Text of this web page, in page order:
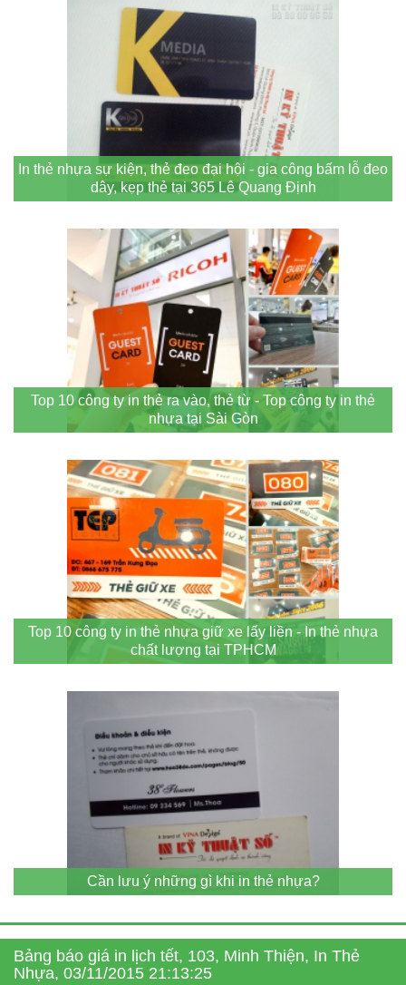
In thẻ nhựa sự kiện, thẻ đeo đại hội - gia công bấm lỗ đeo
dây, kẹp thẻ tại 365 Lê Quang Định
Top 10 công ty in thẻ ra vào, thẻ từ - Top công ty in thẻ
nhựa tại Sài Gòn
Top 10 công ty in thẻ nhựa giữ xe lấy liền - In thẻ nhựa
chất lượng tại TPHCM
Cần lưu ý những gì khi in thẻ nhựa?
Bảng báo giá in lịch tết, 103, Minh Thiện, In Thẻ
Nhựa, 03/11/2015 21:13:25